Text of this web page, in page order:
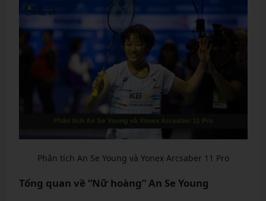
Phân tích An Se Young và Yonex Arcsaber 11 Pro
Tổng quan về “Nữ hoàng” An Se Young